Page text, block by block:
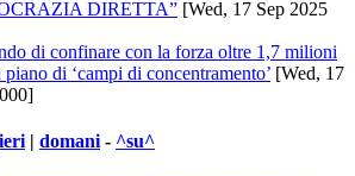
DIRETTA” [Wed, 17 Sep 2025
di confinare con la forza oltre 1,7 milioni
di ‘campi di concentramento’ [Wed, 17
ieri | domani - ^su^